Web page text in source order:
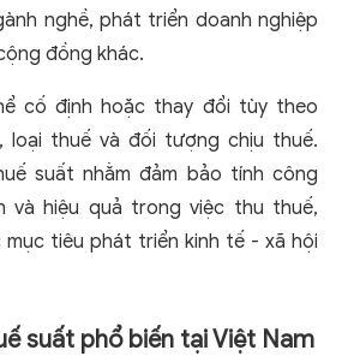
nghề, phát triển doanh nghiệp
đồng khác.
cố định hoặc thay đổi tùy theo
loại thuế và đối tượng chịu thuế.
suất nhằm đảm bảo tính công
và hiệu quả trong việc thu thuế,
tiêu phát triển kinh tế - xã hội
suất phổ biến tại Việt Nam